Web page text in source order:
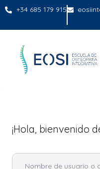
+34 685 179 915
¡Hola, bienvenido